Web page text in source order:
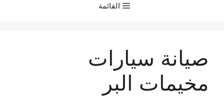
القائمة
صيانة سيارات
مخيمات البر